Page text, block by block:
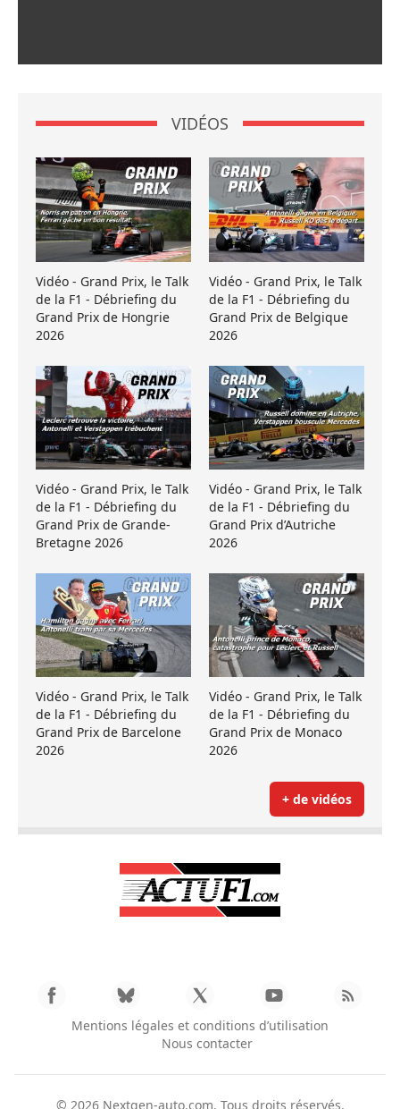
VIDÉOS
Vidéo - Grand Prix, le Talk
de la F1 - Débriefing du
Grand Prix de Hongrie
2026
Vidéo - Grand Prix, le Talk
de la F1 - Débriefing du
Grand Prix de Belgique
2026
Vidéo - Grand Prix, le Talk
de la F1 - Débriefing du
Grand Prix de Grande-
Bretagne 2026
Vidéo - Grand Prix, le Talk
de la F1 - Débriefing du
Grand Prix d’Autriche
2026
Vidéo - Grand Prix, le Talk
de la F1 - Débriefing du
Grand Prix de Barcelone
2026
Vidéo - Grand Prix, le Talk
de la F1 - Débriefing du
Grand Prix de Monaco
2026
+ de vidéos
Mentions légales et conditions d’utilisation
Nous contacter
© 2026 Nextgen-auto.com. Tous droits réservés.